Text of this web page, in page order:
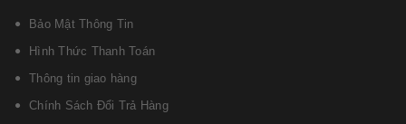
Bảo Mật Thông Tin
Hình Thức Thanh Toán
Thông tin giao hàng
Chính Sách Đổi Trả Hàng